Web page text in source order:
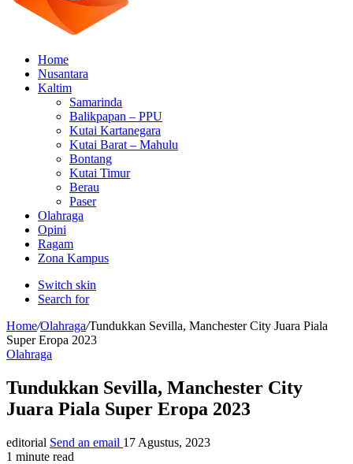
Home
Nusantara
Kaltim
Samarinda
Balikpapan – PPU
Kutai Kartanegara
Kutai Barat – Mahulu
Bontang
Kutai Timur
Berau
Paser
Olahraga
Opini
Ragam
Zona Kampus
Switch skin
Search for
Home/Olahraga/Tundukkan Sevilla, Manchester City Juara Piala
Super Eropa 2023
Olahraga
Tundukkan Sevilla, Manchester City
Juara Piala Super Eropa 2023
editorial Send an email 17 Agustus, 2023
1 minute read